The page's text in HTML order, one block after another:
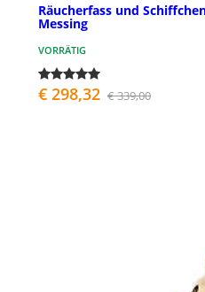
Räucherfass und
Messing
VORRÄTIG
€ 298,32 € 339,00